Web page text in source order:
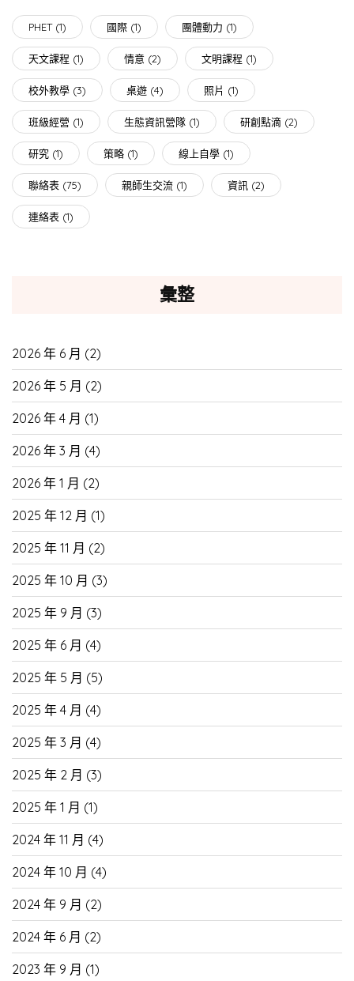
PHET(1) 國際 (1) 團體動力 (1)
天文課程 (1) 情意 (2) 文明課程 (1)
校外教學 (3) 桌遊 (4) 照片 (1)
班級經營 (1) 生態資訊營隊 (1) 研創點滴 (2)
研究 (1) 策略 (1) 線上自學 (1)
聯絡表 (75) 親師生交流 (1) 資訊 (2)
連絡表 (1)
彙整
2026 年 6 月 (2)
2026 年 5 月 (2)
2026 年 4 月 (1)
2026 年 3 月 (4)
2026 年 1 月 (2)
2025 年 12 月 (1)
2025 年 11 月 (2)
2025 年 10 月 (3)
2025 年 9 月 (3)
2025 年 6 月 (4)
2025 年 5 月 (5)
2025 年 4 月 (4)
2025 年 3 月 (4)
2025 年 2 月 (3)
2025 年 1 月 (1)
2024 年 11 月 (4)
2024 年 10 月 (4)
2024 年 9 月 (2)
2024 年 6 月 (2)
2023 年 9 月 (1)